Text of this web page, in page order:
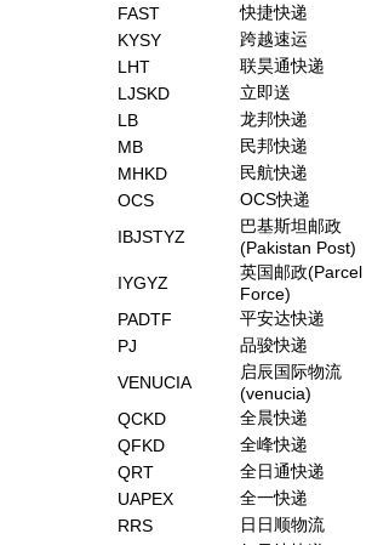
FAST
快捷快递
KYSY
跨越速运
LHT
联昊通快递
LJSKD
立即送
LB
龙邦快递
MB
民邦快递
MHKD
民航快递
OCS
OCS快递
IBJSTYZ
巴基斯坦邮政
(Pakistan Post)
IYGYZ
英国邮政(Parcel
Force)
PADTF
平安达快递
PJ
品骏快递
VENUCIA
启辰国际物流
(venucia)
QCKD
全晨快递
QFKD
全峰快递
QRT
全日通快递
UAPEX
全一快递
RRS
日日顺物流